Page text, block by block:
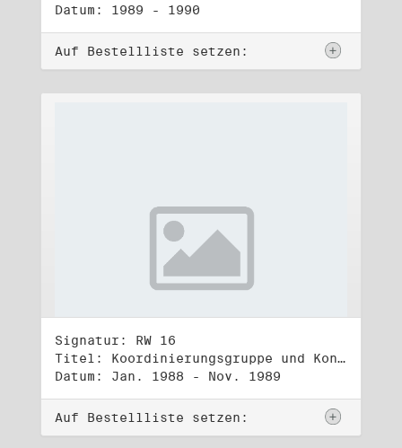
Datum: 1989 - 1990
Auf Bestellliste setzen:
Signatur: RW 16
Titel: Koordinierungsgruppe und Kontakttelefongruppe
Datum: Jan. 1988 - Nov. 1989
Auf Bestellliste setzen: